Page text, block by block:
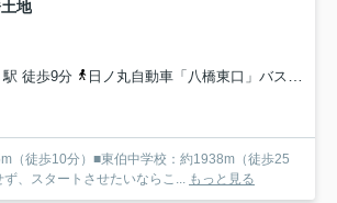
地
徒歩9分
日ノ丸自動車「八橋東口」バス停下車 徒歩4分
（徒歩10分）■東伯中学校：約1938m（徒歩25
、スタートさせたいならこ... もっと見る